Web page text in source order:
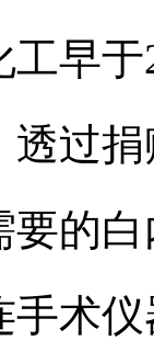
早
透过
的
术